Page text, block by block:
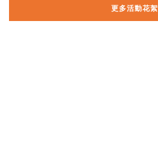
更多活動花絮